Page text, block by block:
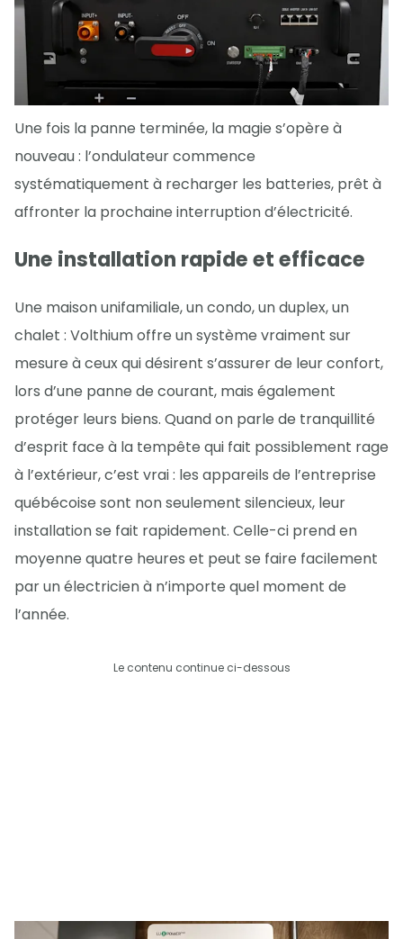
Une fois la panne terminée, la magie s’opère à
nouveau : l’ondulateur commence
systématiquement à recharger les batteries, prêt à
affronter la prochaine interruption d’électricité.
Une installation rapide et efficace
Une maison unifamiliale, un condo, un duplex, un
chalet : Volthium offre un système vraiment sur
mesure à ceux qui désirent s’assurer de leur confort,
lors d’une panne de courant, mais également
protéger leurs biens. Quand on parle de tranquillité
d’esprit face à la tempête qui fait possiblement rage
à l’extérieur, c’est vrai : les appareils de l’entreprise
québécoise sont non seulement silencieux, leur
installation se fait rapidement. Celle-ci prend en
moyenne quatre heures et peut se faire facilement
par un électricien à n’importe quel moment de
l’année.
Le contenu continue ci-dessous